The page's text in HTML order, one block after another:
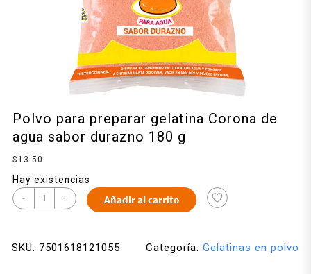
Polvo para preparar gelatina Corona de
agua sabor durazno 180 g
$ 13.50
Hay existencias
- + Añadir al carrito
SKU: 7501618121055 Categoría: Gelatinas en polvo